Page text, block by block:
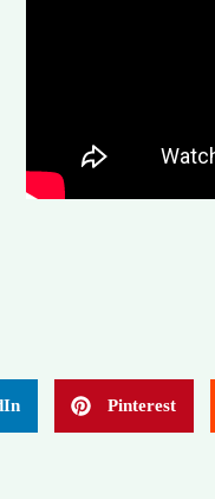
Pinterest